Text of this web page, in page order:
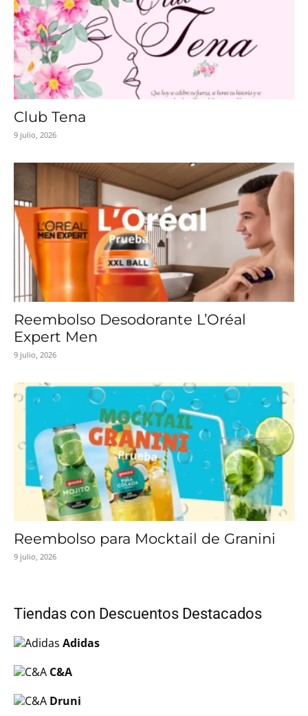
Club Tena
9 julio, 2026
Reembolso Desodorante L’Oréal
Expert Men
9 julio, 2026
Reembolso para Mocktail de Granini
9 julio, 2026
Tiendas con Descuentos Destacados
Adidas
C&A
Druni